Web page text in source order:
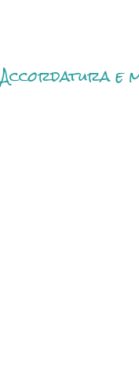
Accordatura e